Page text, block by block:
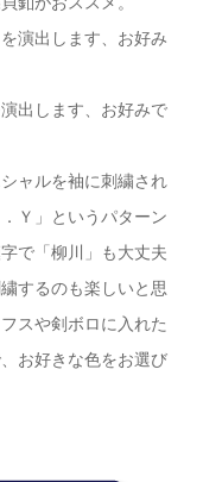
演出します、お好み
出します、お好みで
ャルを袖に刺繍され
Ｙ」というパターン
で「柳川」も大丈夫
するのも楽しいと思
スや剣ボロに入れた
お好きな色をお選び